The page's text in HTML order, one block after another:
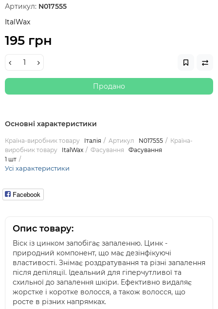
Артикул: N017555
ItalWax
195 грн
Продано
Основні характеристики
Країна-виробник товару Італія Артикул N017555
Країна-
виробник товару
ItalWax Фасування
Фасування
1 шт
Усі характеристики
Facebook
Опис товару:
Віск із цинком запобігає запаленню. Цинк -
природний компонент, що має дезінфікуючі
властивості. Знімає роздратування та різні запалення
після депіляції. Ідеальний для гіперчутливої та
схильної до запалення шкіри. Ефективно видаляє
жорстке і коротке волосся, а також волосся, що
росте в різних напрямках.